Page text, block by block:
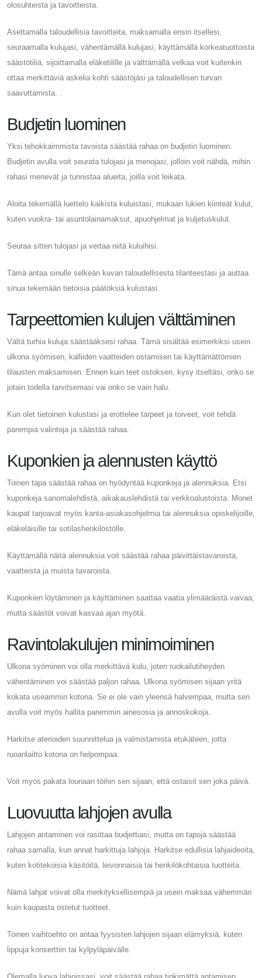
olosuhteista ja tavoitteista.
Asettamalla taloudellisia tavoitteita, maksamalla ensin itsellesi,
seuraamalla kulujasi, vähentämällä kulujasi, käyttämällä korkeatuottoista
säästötiliä, sijoittamalla eläketilille ja välttämällä velkaa voit kuitenkin
ottaa merkittäviä askelia kohti säästöjäsi ja taloudellisen turvan
saavuttamista. .
Budjetin luominen
Yksi tehokkaimmista tavoista säästää rahaa on budjetin luominen.
Budjetin avulla voit seurata tulojasi ja menojasi, jolloin voit nähdä, mihin
rahasi menevät ja tunnistaa alueita, joilla voit leikata.
Aloita tekemällä luettelo kaikista kuluistasi, mukaan lukien kiinteät kulut,
kuten vuokra- tai asuntolainamaksut, apuohjelmat ja kuljetuskulut.
Seuraa sitten tulojasi ja vertaa niitä kuluihisi.
Tämä antaa sinulle selkeän kuvan taloudellisesta tilanteestasi ja auttaa
sinua tekemään tietoisia päätöksiä kulustasi.
Tarpeettomien kulujen välttäminen
Vältä turhia kuluja säästääksesi rahaa. Tämä sisältää esimerkiksi usein
ulkona syömisen, kalliiden vaatteiden ostamisen tai käyttämättömien
tilausten maksamisen. Ennen kuin teet ostoksen, kysy itseltäsi, onko se
jotain todella tarvitsemasi vai onko se vain halu.
Kun olet tietoinen kulustasi ja erottelee tarpeet ja toiveet, voit tehdä
parempia valintoja ja säästää rahaa.
Kuponkien ja alennusten käyttö
Toinen tapa säästää rahaa on hyödyntää kuponkeja ja alennuksia. Etsi
kuponkeja sanomalehdistä, aikakauslehdistä tai verkkoalustoista. Monet
kaupat tarjoavat myös kanta-asiakasohjelmia tai alennuksia opiskelijoille,
eläkeläisille tai sotilashenkilöstölle.
Käyttämällä näitä alennuksia voit säästää rahaa päivittäistavaroista,
vaatteista ja muista tavaroista.
Kuponkien löytäminen ja käyttäminen saattaa vaatia ylimääräistä vaivaa,
mutta säästöt voivat kasvaa ajan myötä.
Ravintolakulujen minimoiminen
Ulkona syöminen voi olla merkittävä kulu, joten ruokailutiheyden
vähentäminen voi säästää paljon rahaa. Ulkona syömisen sijaan yritä
kokata useammin kotona. Se ei ole vain yleensä halvempaa, mutta sen
avulla voit myös hallita paremmin ainesosia ja annoskokoja.
Harkitse aterioiden suunnittelua ja valmistamista etukäteen, jotta
ruoanlaitto kotona on helpompaa.
Voit myös pakata lounaan töihin sen sijaan, että ostaisit sen joka päivä.
Luovuutta lahjojen avulla
Lahjojen antaminen voi rasittaa budjettiasi, mutta on tapoja säästää
rahaa samalla, kun annat harkittuja lahjoja. Harkitse edullisia lahjaideoita,
kuten kotitekoisia käsitöitä, leivonnaisia ​​tai henkilökohtaisia ​​tuotteita.
Nämä lahjat voivat olla merkityksellisempiä ja usein maksaa vähemmän
kuin kaupasta ostetut tuotteet.
Toinen vaihtoehto on antaa fyysisten lahjojen sijaan elämyksiä, kuten
lippuja konserttiin tai kylpyläpäivälle.